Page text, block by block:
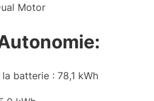
Motor
batterie : 78,1 kWh